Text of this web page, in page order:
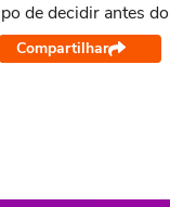
de decidir antes
Compartilhar